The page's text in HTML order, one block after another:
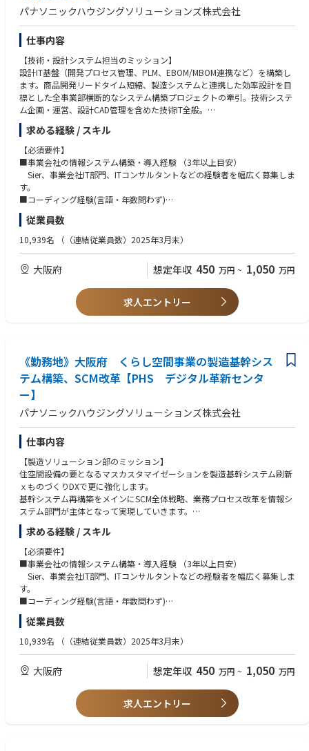
パナソニックハウジングソリューションズ株式会社
仕事内容
【技術・設計システム担当のミッション】
設計IT基盤（開発プロセス管理、PLM、EBOM/MBOM連携など）を構築し
ます。商品開発リードタイム短縮、製造システムと連携した効率設計を目
標とした全事業部横断的なシステム構築プロジェクトの牽引。技術システ
ム企画・運営、設計CAD管理を含めた技術IT全般。
【担当業務と役割】
ハウジングソリューションズ株式会社の情報システム企画部門の一員とし
て業務に従事頂きます。
事業拡大に向けたビジネスプロセス強化のための、情報システムの企画・
構築をお任せいたします。
開発・製造・営業部門と連携したDXプロジェクトで、システム構築を牽引
頂きます。
・販売〜生産の基幹システムの構築企画（適正領域を担当）
・事業部門、社外ベンダーと連携したシステム構築プロジェクト推進
・データドリブン基盤構築によるSFA／マーケティング分析、効率的な生
【この仕事を通じて得られること】
・くらし空間事業においてショウルームなどのリアルチャネル＋デジタル
活用による事業成長は、大きな方向性の1つであり、情報システム業務は
事業の全バリューチェーンに関わるため、自身の職務での頑張りが流通か
らエンドユーザー様までの全てのお客様のご満足につながります。
・住宅分野のDXはこれからますます発展する事業領域であり、新しい「く
らし」を創る中心的なプレイヤーとして活躍できるポジションです。
【職場の雰囲気】
住宅設備に関わり、人々のくらしを良くしたいと意識を持ったメンバーが
集まっており、グループ内情報システム部門の中でも商品への愛着が強い
風であるため、部内外オープンコミュニケーションで業務革新・DX企画に
取り組んでおります。
【キャリアパス】
・初期配属の部署の仕事にとどまらず、様々な職務を経験いただいて、総
合的なスキルを身につけられるキャリアパスを用意しています。
・例を挙げると、事業部門や営業部門のIT企画、商品開発、企画部門など
のジョブローテーションにより様々なスキル/経験を身につけて頂くこと
が可能です。
求める経験 / スキル
【必須要件】
■事業会社の情報システム構築・導入経験 （3年以上目安）
Sier、事業会社IT部門、ITコンサルタントなどの経験者を幅広く募集しま
す。
■コーディング経験(言語・年数問わず)
■システム開発経験(要件定義、機能定義、設計)
・プロジェクトマネージャー経験
・販売/製造ERPの構築経験
・データ分析知識、・AIなどを用いた解析
・販売管理または生産管理などのSCM関連知識
・世の中のIT技術、動向に興味を持ち探求心がある
・積極的に自ら企画テーマや新規プロジェクトの提案ができる
・チームマネジメントに関し、積極的にリーダーシップが取れる
・能動的、主体的に活動し、最後までやり遂げる強い意志(やる気)をお持
ちの方
従業員数
10,939名 （（連結従業員数）2025年3月末）
大阪府 想定年収 450 万円 ~ 1,050 万円
求人エントリー
《勤務地》大阪府 くらし空間事業の製造基幹シス
テム構築、SCM改革【PHS デジタル革新センタ
ー】
パナソニックハウジングソリューションズ株式会社
仕事内容
【製造ソリューション部のミッション】
住空間設備の要となるマスカスタマイゼーションを製造基幹システム刷新
ｘものづくりDXで更に強化します。
基幹システム再構築をメインにSCM全体戦略、業務プロセス改革を情報シ
ステム部門が主体となって実現していきます。
今年度スタートするプロジェクトも計画しておりイチからシステム企画に
携わる事も可能です。
【担当業務と役割】
ハウジングソリューションズ株式会社の情報システム企画部門の一員とし
て業務に従事頂きます。事業拡大に向けたビジネスプロセス強化のため
の、情報システムの企画・構築をお任せいたします。開発・製造・営業部
門と連携したDXプロジェクトで、システム構築を牽引頂きます。
・販売〜生産の基幹システムの構築企画（適正領域を担当）
・事業部門、社外ベンダーと連携したシステム構築プロジェクト推進
・データドリブン基盤構築によるSFA／マーケティング分析、効率的な生
求める経験 / スキル
【必須要件】
■事業会社の情報システム構築・導入経験 （3年以上目安）
Sier、事業会社IT部門、ITコンサルタントなどの経験者を幅広く募集しま
す。
■コーディング経験(言語・年数問わず)
■システム開発経験(要件定義、機能定義、設計)
・プロジェクトマネージャー経験
・販売/製造ERPの構築経験
・データ分析知識、・AIなどを用いた解析
・販売管理または生産管理などのSCM関連知識
従業員数
10,939名 （（連結従業員数）2025年3月末）
大阪府 想定年収 450 万円 ~ 1,050 万円
求人エントリー